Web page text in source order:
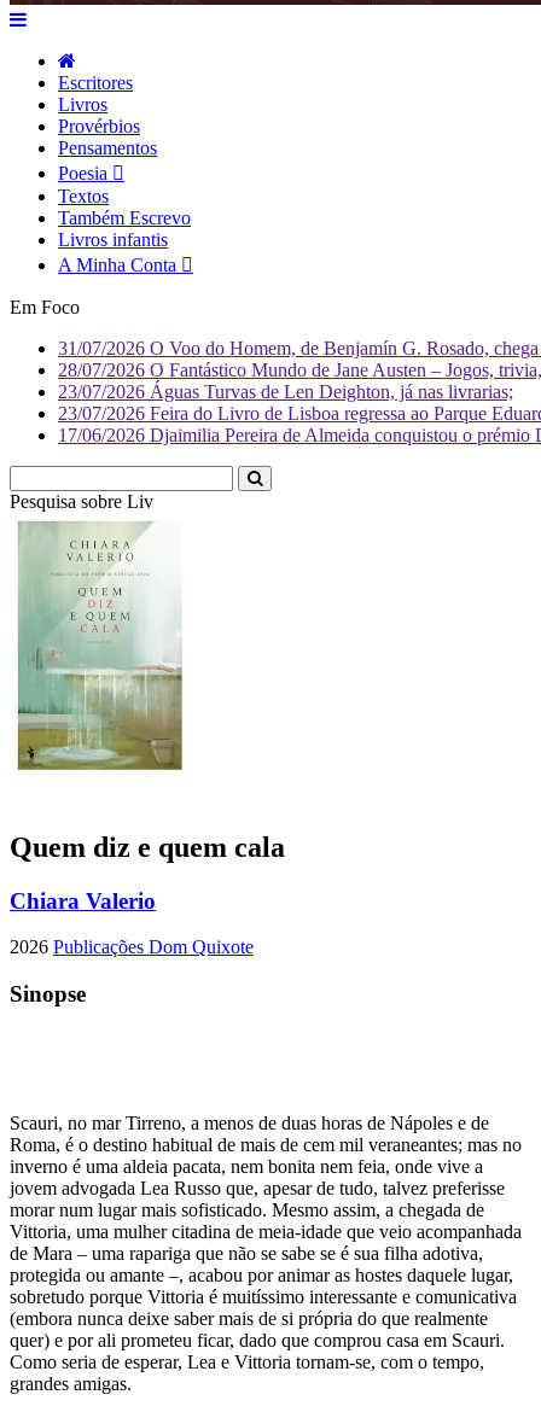
Escritores
Livros
Provérbios
Pensamentos
Poesia
Textos
Também Escrevo
Livros infantis
A Minha Conta
Em Foco
31/07/2026 O Voo do Homem, de Benjamín G. Rosado,
28/07/2026 O Fantástico Mundo de Jane Austen – Jogos,
23/07/2026 Águas Turvas de Len Deighton, já nas livrarias;
23/07/2026 Feira do Livro de Lisboa regressa ao Parque
17/06/2026 Djaimilia Pereira de Almeida conquistou o
Pesquisa sobre Literatura
Quem diz e quem cala
Chiara Valerio
2026 Publicações Dom Quixote
Sinopse
Scauri, no mar Tirreno, a menos de duas horas de Nápoles e de
Roma, é o destino habitual de mais de cem mil veraneantes; mas no
inverno é uma aldeia pacata, nem bonita nem feia, onde vive a
jovem advogada Lea Russo que, apesar de tudo, talvez preferisse
morar num lugar mais sofisticado. Mesmo assim, a chegada de
Vittoria, uma mulher citadina de meia-idade que veio acompanhada
de Mara – uma rapariga que não se sabe se é sua filha adotiva,
protegida ou amante –, acabou por animar as hostes daquele lugar,
sobretudo porque Vittoria é muitíssimo interessante e comunicativa
(embora nunca deixe saber mais de si própria do que realmente
quer) e por ali prometeu ficar, dado que comprou casa em Scauri.
Como seria de esperar, Lea e Vittoria tornam-se, com o tempo,
grandes amigas.